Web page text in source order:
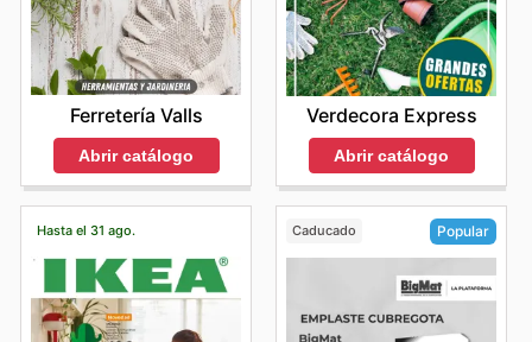
Ferretería Valls
Abrir catálogo
Verdecora Express
Abrir catálogo
Hasta el 31 ago. Caducado Popular